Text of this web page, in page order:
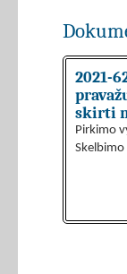
2021-
skirti
Pirkimo
Skelbimo